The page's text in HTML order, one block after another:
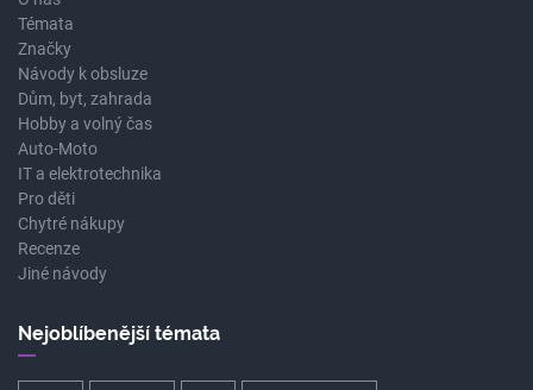
Témata
Značky
Návody k obsluze
Dům, byt, zahrada
Hobby a volný čas
Auto-Moto
IT a elektrotechnika
Pro děti
Chytré nákupy
Recenze
Jiné návody
Nejoblíbenější témata